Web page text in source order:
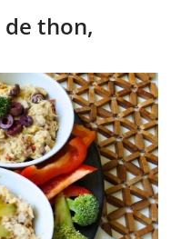
thon,